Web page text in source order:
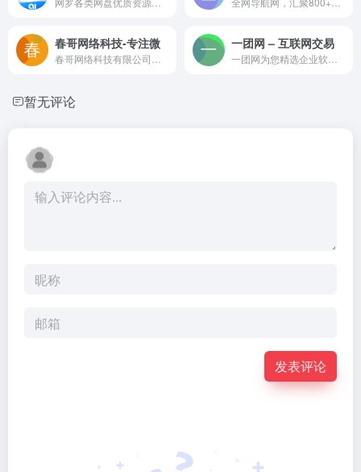
春哥网络科技-专注微 一团网 – 互联网交易
暂无评论
发表评论